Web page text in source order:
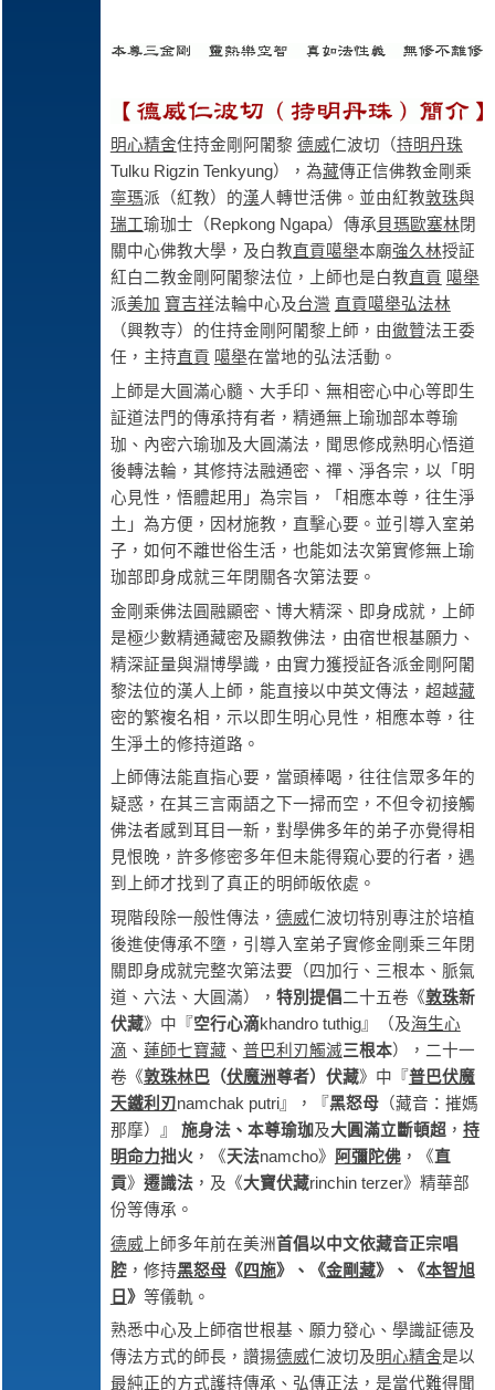
明心精舍住持金剛阿闍黎 德威仁波切（持明丹珠
Tulku Rigzin Tenkyung），為藏傳正信佛教金剛乘
寧瑪派（紅教）的漢人轉世活佛。並由紅教敦珠與
瑞工瑜珈士（Repkong Ngapa）傳承貝瑪歐塞林閉
關中心佛教大學，及白教直貢噶舉本廟強久林授証
紅白二教金剛阿闍黎法位，上師也是白教直貢 噶舉
派美加 寶吉祥法輪中心及台灣 直貢噶舉弘法林
（興教寺）的住持金剛阿闍黎上師，由徹贊法王委
任，主持直貢 噶舉在當地的弘法活動。
上師是大圓滿心髓、大手印、無相密心中心等即生
証道法門的傳承持有者，精通無上瑜珈部本尊瑜
珈、內密六瑜珈及大圓滿法，聞思修成熟明心悟道
後轉法輪，其修持法融通密、禪、淨各宗，以「明
心見性，悟體起用」為宗旨，「相應本尊，往生淨
土」為方便，因材施教，直擊心要。並引導入室弟
子，如何不離世俗生活，也能如法次第實修無上瑜
珈部即身成就三年閉關各次第法要。
金剛乘佛法圓融顯密、博大精深、即身成就，上師
是極少數精通藏密及顯教佛法，由宿世根基願力、
精深証量與淵博學識，由實力獲授証各派金剛阿闍
黎法位的漢人上師，能直接以中英文傳法，超越藏
密的繁複名相，示以即生明心見性，相應本尊，往
生淨土的修持道路。
上師傳法能直指心要，當頭棒喝，往往信眾多年的
疑惑，在其三言兩語之下一掃而空，不但令初接觸
佛法者感到耳目一新，對學佛多年的弟子亦覺得相
見恨晚，許多修密多年但未能得窺心要的行者，遇
到上師才找到了真正的明師皈依處。
現階段除一般性傳法， 德威仁波切特別專注於培植
後進使傳承不墮，引導入室弟子實修金剛乘三年閉
關即身成就完整次第法要（四加行、三根本、脈氣
道、六法、大圓滿）， 特別 提倡二十五卷《敦珠新
伏藏》中『空行心滴khandro tuthig』（及海生心
滴 、 蓮師七寶藏 、 普巴利刃觸滅三根本），二十一
卷《敦珠林巴（伏魔洲尊者）伏藏》中『普巴伏魔
天鐵利刃namchak putri』，『黑怒母（藏音：摧媽
那摩）』 施身法、本尊瑜珈 及大圓滿立斷頓超， 持
明命力拙火 ，《天法namcho》 阿彌陀佛，《直
貢》 遷識法，及《大寶伏藏rinchin terzer》精華部
份等傳承。
德威 上師多年前在美洲首倡以中文依藏音正宗唱
腔，修持黑怒母《 四施》、《金剛藏》、《本智旭
日 》 等儀軌。
熟悉中心及上師宿世根基、願力發心、學識証德及
傳法方式的師長，讚揚德威仁波切及明心精舍是以
最純正的方式護持傳承、弘傳正法，是當代難得聞